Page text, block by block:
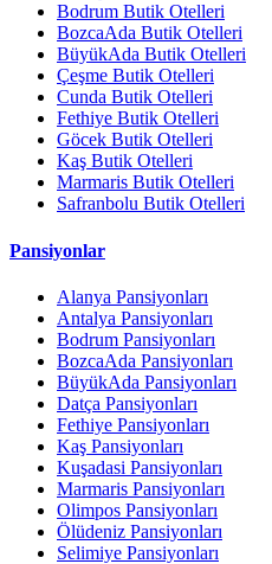
Bodrum Butik Otelleri
BozcaAda Butik Otelleri
BüyükAda Butik Otelleri
Çeşme Butik Otelleri
Cunda Butik Otelleri
Fethiye Butik Otelleri
Göcek Butik Otelleri
Kaş Butik Otelleri
Marmaris Butik Otelleri
Safranbolu Butik Otelleri
Pansiyonlar
Alanya Pansiyonları
Antalya Pansiyonları
Bodrum Pansiyonları
BozcaAda Pansiyonları
BüyükAda Pansiyonları
Datça Pansiyonları
Fethiye Pansiyonları
Kaş Pansiyonları
Kuşadasi Pansiyonları
Marmaris Pansiyonları
Olimpos Pansiyonları
Ölüdeniz Pansiyonları
Selimiye Pansiyonları